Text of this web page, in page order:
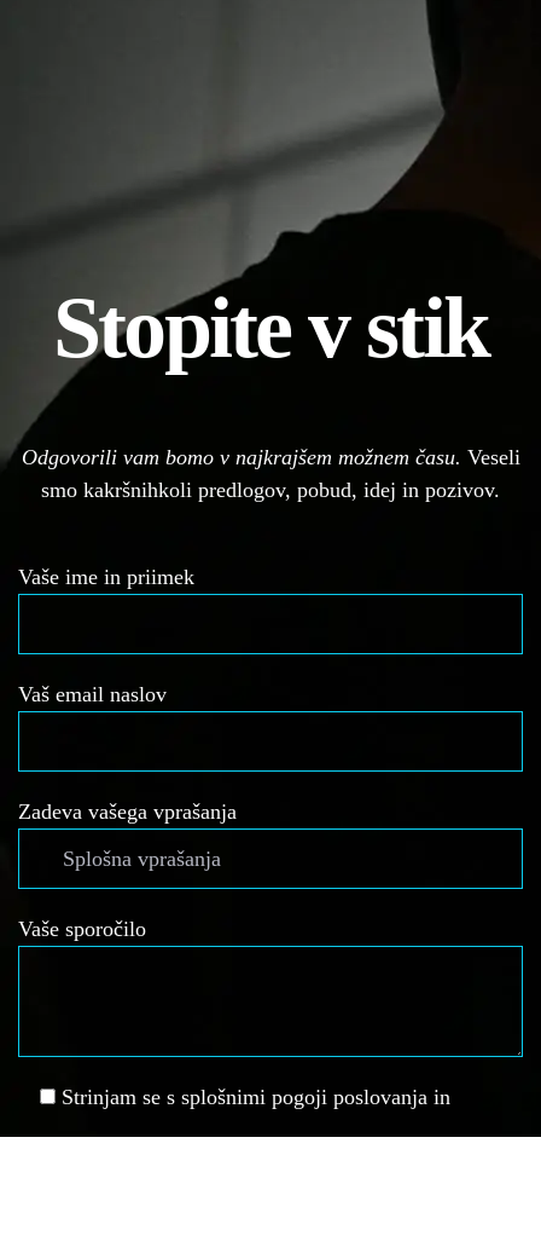
Stopite v stik
Odgovorili vam bomo v najkrajšem možnem času. Veseli
smo kakršnihkoli predlogov, pobud, idej in pozivov.
Vaše ime in priimek
Vaš email naslov
Zadeva vašega vprašanja
Vaše sporočilo
Strinjam se s splošnimi pogoji poslovanja in
zasebnosti ter prijavo na e-novice